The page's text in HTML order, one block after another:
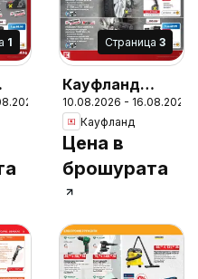
1 Cтраница 3
Кауфланд
брошура
София - Вземи
повече, спести
повече
10.08.2026 - 16.08.2026
Кауфланд
Цена в
брошурата